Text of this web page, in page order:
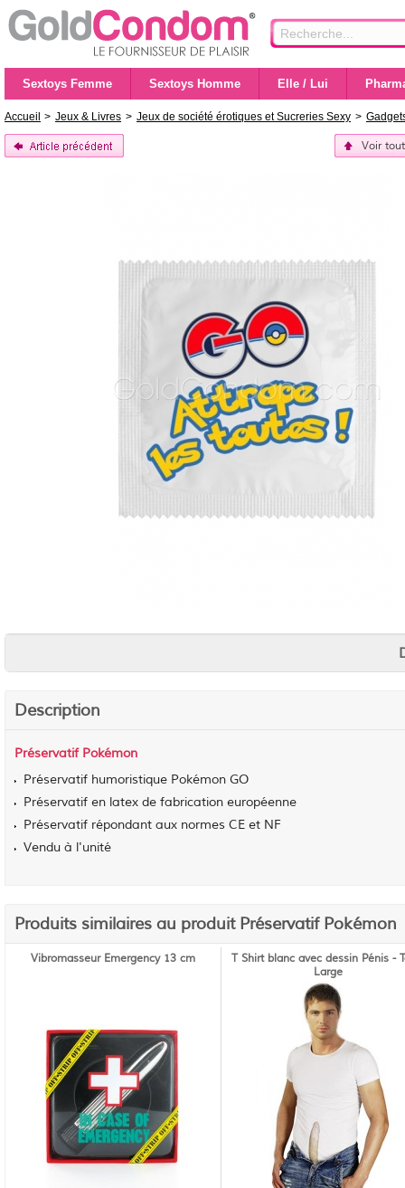
Sextoys Femme Sextoys Homme Elle / Lui
Accueil > Jeux & Livres > Jeux de société érotiques et Sucreries Sexy >
Voir
Description
Préservatif Pokémon
Préservatif humoristique Pokémon GO
Préservatif en latex de fabrication européenne
Préservatif répondant aux normes CE et NF
Vendu à l'unité
Produits similaires au produit Préservatif Pokémon
Vibromasseur Emergency 13 cm
T Shirt blanc avec dessin Pénis -
Large